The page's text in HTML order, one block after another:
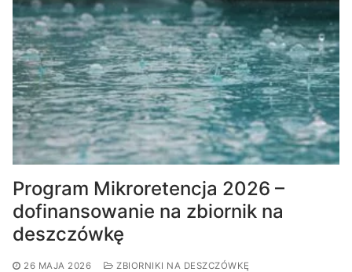
Program Mikroretencja 2026 –
dofinansowanie na zbiornik na
deszczówkę
26 MAJA 2026 ZBIORNIKI NA DESZCZÓWKĘ